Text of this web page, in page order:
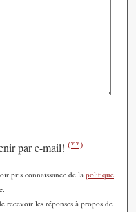
par e-mail! (**)
pris connaissance de la politique
recevoir les réponses à propos de